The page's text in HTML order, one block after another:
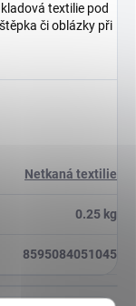
textilie pod
či oblázky při
Netkaná textilie
0.25 kg
8595084051045